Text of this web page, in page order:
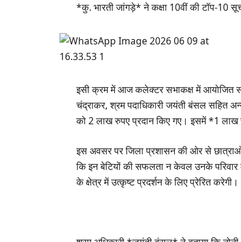
*कु. भारती जांगड़े* ने कक्षा 10वीं की टॉप-10
इसी क्रम में आज कलेक्टर सभाकक्ष में आयोजित
चंद्राकर, श्रम पदाधिकारी जयंती बंसल सहित
को 2 लाख रुपए प्रदान किए गए। इसमें *1 लाख
इस अवसर पर जिला प्रशासन की ओर से
कि इन बेटियों की सफलता न केवल उनके परिवार
के क्षेत्र में उत्कृष्ट प्रदर्शन के लिए प्रेरित करेगी।